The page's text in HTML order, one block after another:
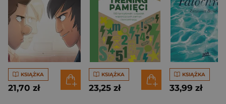
KSIĄŻKA
21,70 zł
KSIĄŻKA
23,25 zł
KSIĄŻKA
33,99 zł